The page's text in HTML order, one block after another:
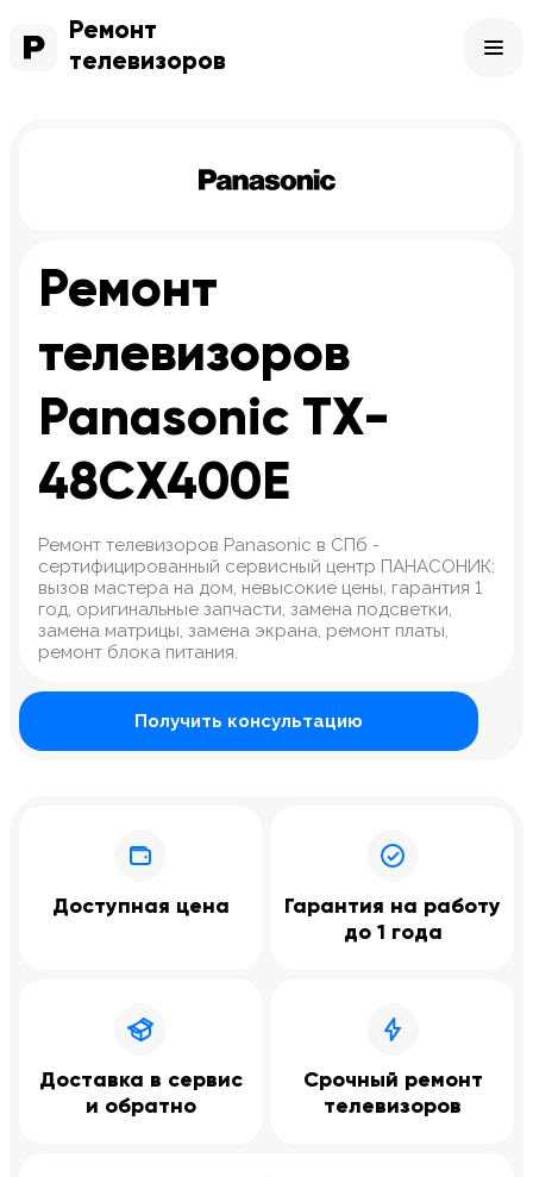
Ремонт
телевизоров
Ремонт
телевизоров
Panasonic TX-
48CX400E
Ремонт телевизоров Panasonic в СПб -
сертифицированный сервисный центр ПАНАСОНИК:
вызов мастера на дом, невысокие цены, гарантия 1
год, оригинальные запчасти, замена подсветки,
замена матрицы, замена экрана, ремонт платы,
ремонт блока питания.
Получить консультацию
Доступная цена
Гарантия на работу
до 1 года
Доставка в сервис
и обратно
Срочный ремонт
телевизоров